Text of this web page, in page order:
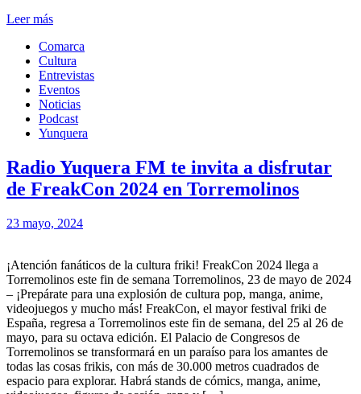
Leer más
Comarca
Cultura
Entrevistas
Eventos
Noticias
Podcast
Yunquera
Radio Yuquera FM te invita a disfrutar
de FreakCon 2024 en Torremolinos
23 mayo, 2024
¡Atención fanáticos de la cultura friki! FreakCon 2024 llega a
Torremolinos este fin de semana Torremolinos, 23 de mayo de 2024
– ¡Prepárate para una explosión de cultura pop, manga, anime,
videojuegos y mucho más! FreakCon, el mayor festival friki de
España, regresa a Torremolinos este fin de semana, del 25 al 26 de
mayo, para su octava edición. El Palacio de Congresos de
Torremolinos se transformará en un paraíso para los amantes de
todas las cosas frikis, con más de 30.000 metros cuadrados de
espacio para explorar. Habrá stands de cómics, manga, anime,